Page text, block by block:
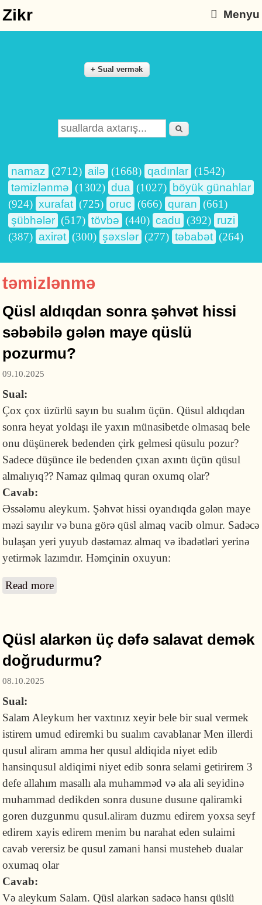
Zikr Menyu
Search form
Axtarış
namaz (2712) ailə (1668) qadınlar (1542)
təmizlənmə (1302) dua (1027)
böyük günahlar
(924) xurafat (725) oruc (666) quran (661)
şübhələr (517) tövbə (440) cadu (392) ruzi
(387) axirət (300) şəxslər (277) təbabət (264)
təmizlənmə
Qüsl aldıqdan sonra şəhvət hissi
səbəbilə gələn maye qüslü
pozurmu?
09.10.2025
Sual:
Çox çox üzürlü sayın bu sualım üçün. Qüsul aldıqdan
sonra heyat yoldaşı ile yaxın münasibetde olmasaq bele
onu düşünerek bedenden çirk gelmesi qüsulu pozur?
Sadece düşünce ile bedenden çıxan axıntı üçün qüsul
almalıyıq?? Namaz qılmaq quran oxumq olar?
Cavab:
Əssələmu aleykum. Şəhvət hissi oyandıqda gələn maye
məzi sayılır və buna görə qüsl almaq vacib olmur. Sadəcə
bulaşan yeri yuyub dəstəmaz almaq və ibadətləri yerinə
yetirmək lazımdır. Həmçinin oxuyun:
Read more
Qüsl alarkən üç dəfə salavat demək
doğrudurmu?
08.10.2025
Sual:
Salam Aleykum her vaxtınız xeyir bele bir sual vermek
istirem umud ediremki bu sualım cavablanar Men illerdi
qusul aliram amma her qusul aldiqida niyet edib
hansinqusul aldiqimi niyet edib sonra selami getirirem 3
defe allahım masallı ala muhamməd və ala ali seyidinə
muhammad dedikden sonra dusune dusune qaliramki
goren duzgunmu qusul.aliram duzmu edirem yoxsa seyf
edirem xayis edirem menim bu narahat eden sulaimi
cavab verersiz be qusul zamani hansi musteheb dualar
oxumaq olar
Cavab:
Və aleykum Salam. Qüsl alarkən sadəcə hansı qüslü